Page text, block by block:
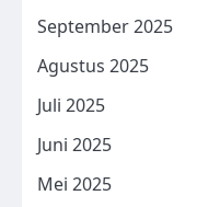
September 2025
Agustus 2025
Juli 2025
Juni 2025
Mei 2025